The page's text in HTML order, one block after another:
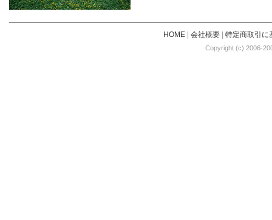
HOME| 会社概要| 特定商取引に
Copyright (c) 2006-